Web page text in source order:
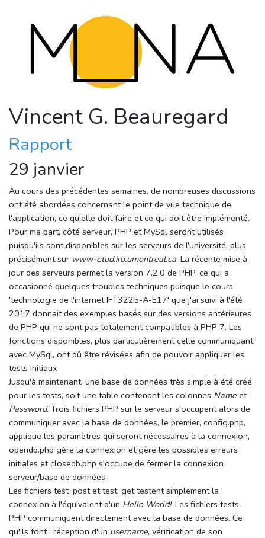
Vincent G. Beauregard
Rapport
29 janvier
Au cours des précédentes semaines, de nombreuses discussions
ont été abordées concernant le point de vue technique de
l'application, ce qu'elle doit faire et ce qui doit être implémenté.
Pour ma part, côté serveur, PHP et MySql seront utilisés
puisqu'ils sont disponibles sur les serveurs de l'université, plus
précisément sur www-etud.iro.umontreal.ca. La récente mise à
jour des serveurs permet la version 7.2.0 de PHP, ce qui a
occasionné quelques troubles techniques puisque le cours
'technologie de l'internet IFT3225-A-E17' que j'ai suivi à l'été
2017 donnait des exemples basés sur des versions antérieures
de PHP qui ne sont pas totalement compatibles à PHP 7. Les
fonctions disponibles, plus particulièrement celle communiquant
avec MySql, ont dû être révisées afin de pouvoir appliquer les
tests initiaux
Jusqu'à maintenant, une base de données très simple à été créé
pour les tests, soit une table contenant les colonnes Name et
Password. Trois fichiers PHP sur le serveur s'occupent alors de
communiquer avec la base de données, le premier, config.php,
applique les paramètres qui seront nécessaires à la connexion,
opendb.php gère la connexion et gère les possibles erreurs
initiales et closedb.php s'occupe de fermer la connexion
serveur/base de données.
Les fichiers test_post et test_get testent simplement la
connexion à l'équivalent d'un Hello World!. Les fichiers tests
PHP communiquent directement avec la base de données. Ce
qu'ils font : réception d'un username, vérification de son